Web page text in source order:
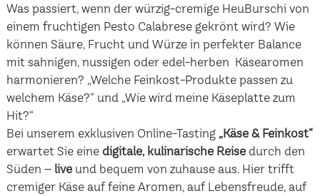
Was passiert, wenn der würzig-cremige HeuBurschi von
einem fruchtigen Pesto Calabrese gekrönt wird? Wie
können Säure, Frucht und Würze in perfekter Balance
mit sahnigen, nussigen oder edel-herben Käsearomen
harmonieren? „Welche Feinkost-Produkte passen zu
welchem Käse?“ und „Wie wird meine Käseplatte zum
Hit?“
Bei unserem exklusiven Online-Tasting „Käse & Feinkost“
erwartet Sie eine digitale, kulinarische Reisedurch den
Süden – live und bequem von zuhause aus. Hier trifft
cremiger Käse auf feine Aromen, auf Lebensfreude, auf